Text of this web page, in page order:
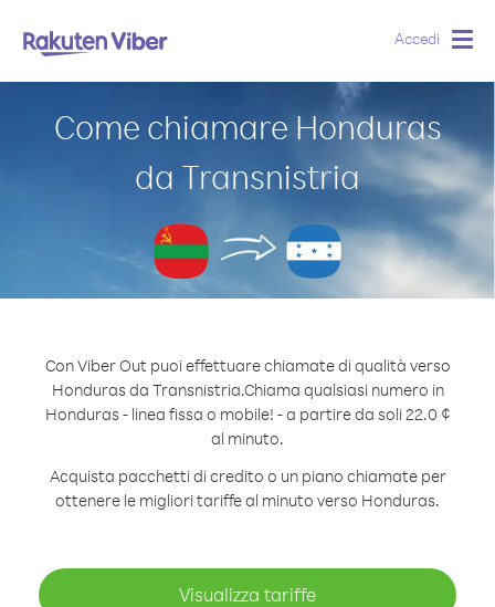
Accedi
Come chiamare Honduras
da Transnistria
Con Viber Out puoi effettuare chiamate di qualità verso
Honduras da Transnistria.Chiama qualsiasi numero in
Honduras - linea fissa o mobile! - a partire da soli 22.0 ¢
al minuto.
Acquista pacchetti di credito o un piano chiamate per
ottenere le migliori tariffe al minuto verso Honduras.
Visualizza tariffe